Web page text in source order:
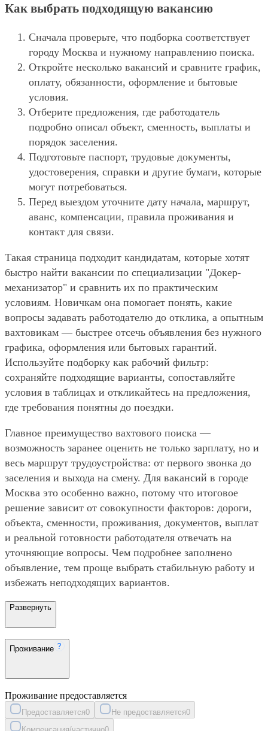
Как выбрать подходящую вакансию
Сначала проверьте, что подборка соответствует
городу Москва и нужному направлению поиска.
Откройте несколько вакансий и сравните график,
оплату, обязанности, оформление и бытовые
условия.
Отберите предложения, где работодатель
подробно описал объект, сменность, выплаты и
порядок заселения.
Подготовьте паспорт, трудовые документы,
удостоверения, справки и другие бумаги, которые
могут потребоваться.
Перед выездом уточните дату начала, маршрут,
аванс, компенсации, правила проживания и
контакт для связи.
Такая страница подходит кандидатам, которые хотят
быстро найти вакансии по специализации "Докер-
механизатор" и сравнить их по практическим
условиям. Новичкам она помогает понять, какие
вопросы задавать работодателю до отклика, а опытным
вахтовикам — быстрее отсечь объявления без нужного
графика, оформления или бытовых гарантий.
Используйте подборку как рабочий фильтр:
сохраняйте подходящие варианты, сопоставляйте
условия в таблицах и откликайтесь на предложения,
где требования понятны до поездки.
Главное преимущество вахтового поиска —
возможность заранее оценить не только зарплату, но и
весь маршрут трудоустройства: от первого звонка до
заселения и выхода на смену. Для вакансий в городе
Москва это особенно важно, потому что итоговое
решение зависит от совокупности факторов: дороги,
объекта, сменности, проживания, документов, выплат
и реальной готовности работодателя отвечать на
уточняющие вопросы. Чем подробнее заполнено
объявление, тем проще выбрать стабильную работу и
избежать неподходящих вариантов.
Развернуть
Проживание
Проживание предоставляется
Предоставляется0 Не предоставляется0